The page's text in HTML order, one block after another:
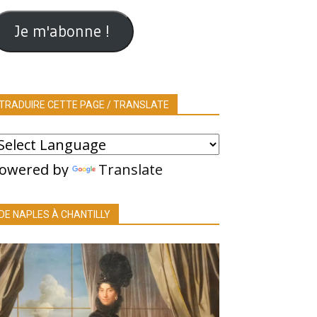
Je m'abonne !
CETTE PAGE / TRANSLATE
by Translate
NAPLES À CHANTILLY